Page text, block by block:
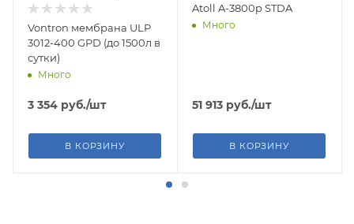
Vontron мембрана ULP
3012-400 GPD (до 1500л в
сутки)
Много
3 354 руб./шт
В КОРЗИНУ
Atoll A-3800p STDA
Много
51 913 руб./шт
В КОРЗИНУ